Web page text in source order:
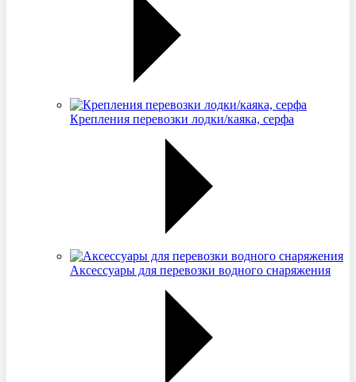
Крепления перевозки лодки/каяка, серфа
Аксессуары для перевозки водного снаряжения